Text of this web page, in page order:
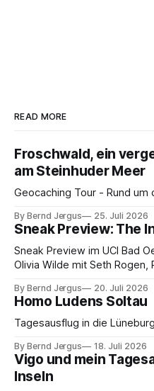
READ MORE
Froschwald, ein
am Steinhuder Meer
Geocaching Tour - Rund um
By Bernd Jergus 25. Juli 2026
Sneak Preview: The
Sneak Preview im UCI Bad
Olivia Wilde mit Seth Rogen,
By Bernd Jergus 20. Juli 2026
Homo Ludens Soltau
Tagesausflug in die
By Bernd Jergus 18. Juli 2026
Vigo und mein
Inseln